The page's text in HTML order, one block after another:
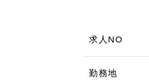
求人NO
勤務地